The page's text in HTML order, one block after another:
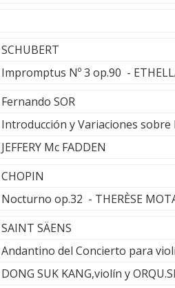
SCHUBERT
Impromptus Nº 3 op.90 -
Fernando SOR
Introducción y Variaciones
JEFFERY Mc FADDEN
CHOPIN
Nocturno op.32 - THERÈSE
SAINT SÄENS
Andantino del Concierto para
DONG SUK KANG,violín y